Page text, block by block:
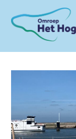
content